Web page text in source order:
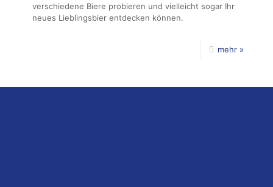
verschiedene Biere probieren und vielleicht sogar Ihr
neues Lieblingsbier entdecken können.
mehr »